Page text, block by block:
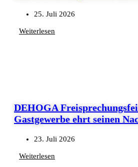
25. Juli 2026
Weiterlesen
DEHOGA
Gastgewerbe ehrt seinen
23. Juli 2026
Weiterlesen